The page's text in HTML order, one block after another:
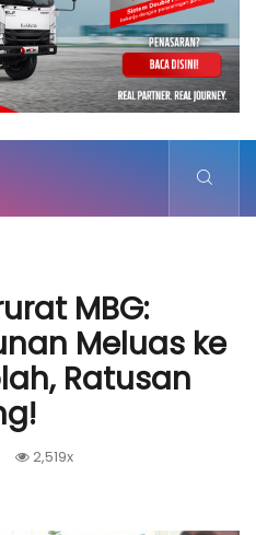
MBG:
Meluas ke
Ratusan
2,519x